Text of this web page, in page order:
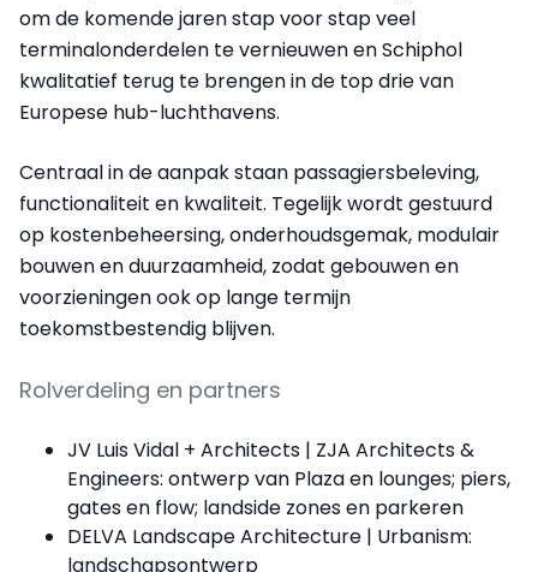
om de komende jaren stap voor stap veel
terminalonderdelen te vernieuwen en Schiphol
kwalitatief terug te brengen in de top drie van
Europese hub-luchthavens.
Centraal in de aanpak staan passagiersbeleving,
functionaliteit en kwaliteit. Tegelijk wordt gestuurd
op kostenbeheersing, onderhoudsgemak, modulair
bouwen en duurzaamheid, zodat gebouwen en
voorzieningen ook op lange termijn
toekomstbestendig blijven.
Rolverdeling en partners
JV Luis Vidal + Architects | ZJA Architects &
Engineers: ontwerp van Plaza en lounges; piers,
gates en flow; landside zones en parkeren
DELVA Landscape Architecture | Urbanism:
landschapsontwerp